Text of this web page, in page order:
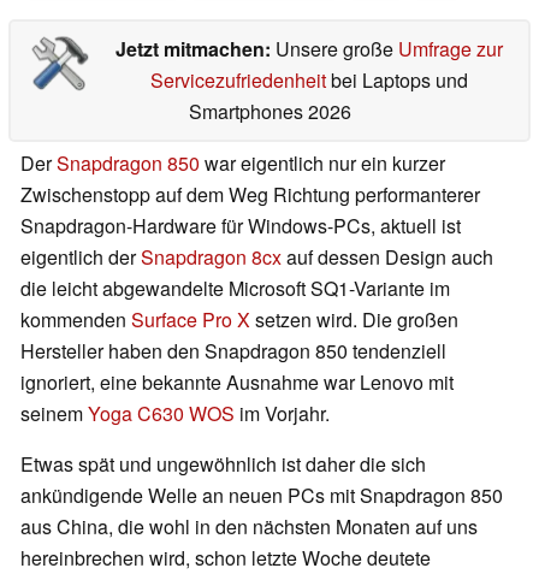
Jetzt mitmachen: Unsere große Umfrage zur
Servicezufriedenheitbei Laptops und
Smartphones 2026
DerSnapdragon 850 war eigentlich nur ein kurzer
Zwischenstopp auf dem Weg Richtung performanterer
Snapdragon-Hardware für Windows-PCs, aktuell ist
eigentlich derSnapdragon 8cxauf dessen Design auch
die leicht abgewandelte Microsoft SQ1-Variante im
kommenden Surface Pro Xsetzen wird. Die großen
Hersteller haben den Snapdragon 850 tendenziell
ignoriert, eine bekannte Ausnahme war Lenovo mit
seinemYoga C630 WOS im Vorjahr.
Etwas spät und ungewöhnlich ist daher die sich
ankündigende Welle an neuen PCs mit Snapdragon 850
aus China, die wohl in den nächsten Monaten auf uns
hereinbrechen wird, schon letzte Woche deutete